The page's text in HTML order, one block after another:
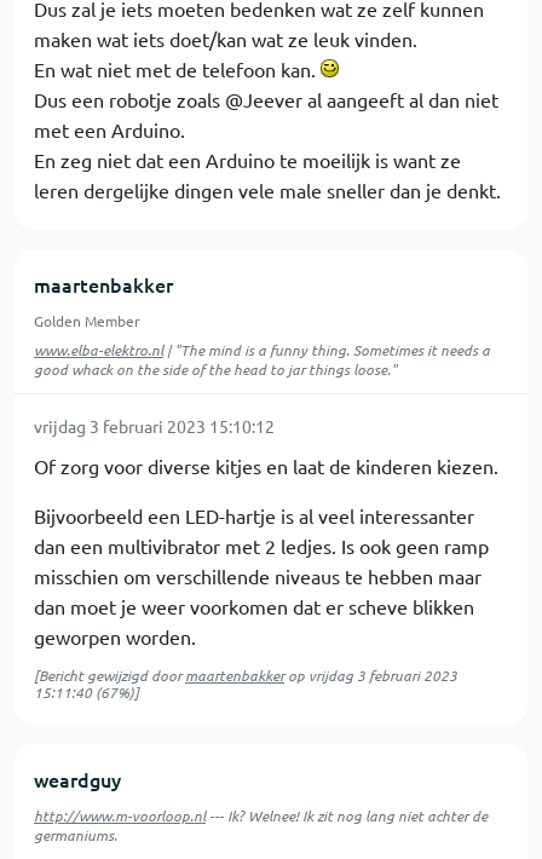
Dus zal je iets moeten bedenken wat ze zelf kunnen
maken wat iets doet/kan wat ze leuk vinden.
En wat niet met de telefoon kan.
Dus een robotje zoals @Jeever al aangeeft al dan niet
met een Arduino.
En zeg niet dat een Arduino te moeilijk is want ze
leren dergelijke dingen vele male sneller dan je denkt.
maartenbakker
Golden Member
www.elba-elektro.nl| "The mind is a funny thing. Sometimes it needs a
good whack on the side of the head to jar things loose."
vrijdag 3 februari 2023 15:10:12
Of zorg voor diverse kitjes en laat de kinderen kiezen.
Bijvoorbeeld een LED-hartje is al veel interessanter
dan een multivibrator met 2 ledjes. Is ook geen ramp
misschien om verschillende niveaus te hebben maar
dan moet je weer voorkomen dat er scheve blikken
geworpen worden.
[Bericht gewijzigd doormaartenbakkerop vrijdag 3 februari 2023
15:11:40(67%)]
weardguy
http://www.m-voorloop.nl--- Ik? Welnee! Ik zit nog lang niet achter de
germaniums.